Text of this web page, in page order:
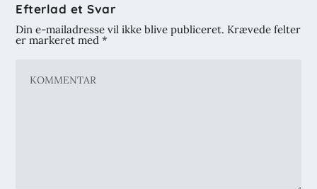
Efterlad et Svar
Din e-mailadresse vil ikke blive publiceret. Krævede felter
er markeret med*